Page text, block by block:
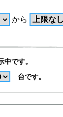
から
中です。
台です。